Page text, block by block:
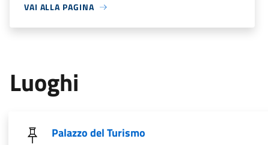
VAI ALLA PAGINA
Luoghi
Palazzo del Turismo